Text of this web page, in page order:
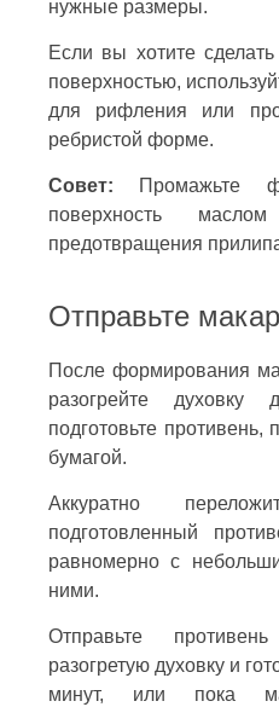
нужные размеры.
Если вы хотите
поверхностью,
для рифления или
ребристой форме.
Совет: Промажьте
поверхность
предотвращения
Отправьте
После формирования
разогрейте
подготовьте противень,
бумагой.
Аккуратно
подготовленный
равномерно с
ними.
Отправьте
разогретую духовку и
минут, или пока